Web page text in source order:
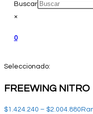
Buscar
×
0
Seleccionado:
FREEWING NITRO
$1.424.240 – $2.004.880